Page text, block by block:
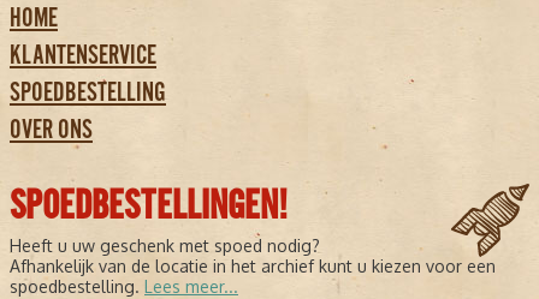
HOME
KLANTENSERVICE
SPOEDBESTELLING
OVER ONS
SPOEDBESTELLINGEN!
Heeft u uw geschenk met spoed nodig?
Afhankelijk van de locatie in het archief kunt u kiezen voor een
spoedbestelling. Lees meer...